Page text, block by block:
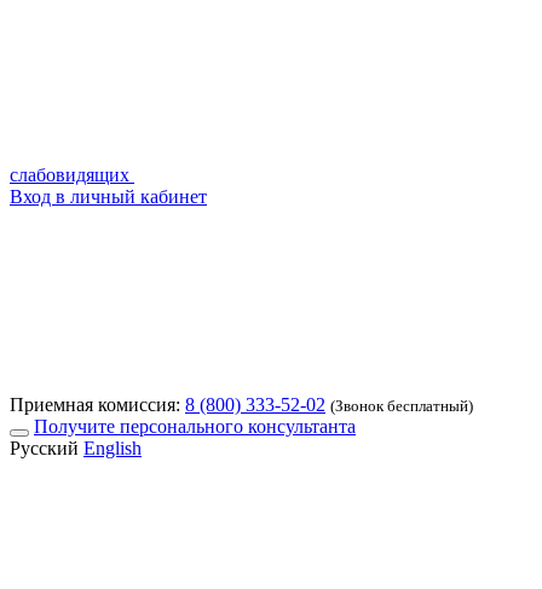
слабовидящих
Вход в личный кабинет
Приемная комиссия: 8 (800) 333-52-02 (Звонок бесплатный)
Получите персонального консультанта
Русский English